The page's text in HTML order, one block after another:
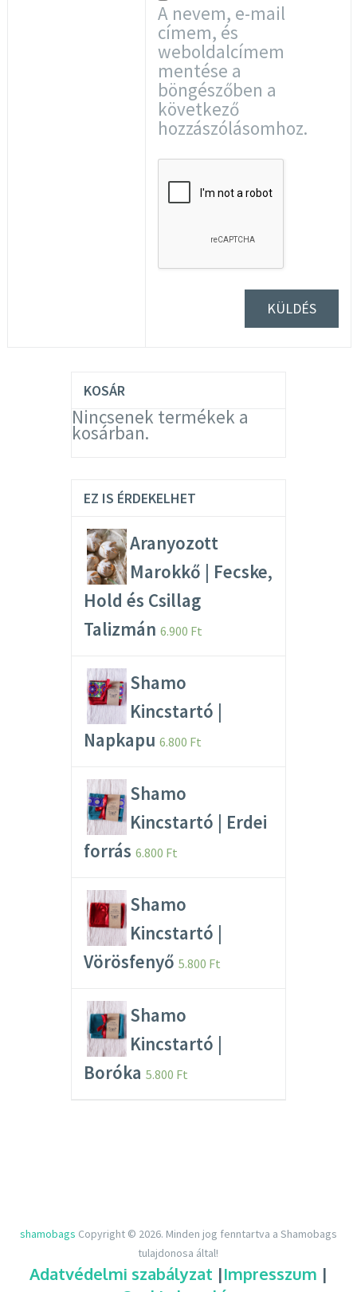
A nevem, e-mail
címem, és
weboldalcímem
mentése a
böngészőben a
következő
hozzászólásomhoz.
KOSÁR
Nincsenek termékek a
kosárban.
EZ IS ÉRDEKELHET
Aranyozott
Marokkő | Fecske,
Hold és Csillag
Talizmán 6.900 Ft
Shamo
Kincstartó |
Napkapu 6.800 Ft
Shamo
Kincstartó | Erdei
forrás 6.800 Ft
Shamo
Kincstartó |
Vörösfenyő 5.800 Ft
Shamo
Kincstartó |
Boróka 5.800 Ft
shamobags Copyright © 2026. Minden jog fenntartva a Shamobags
tulajdonosa által!
Adatvédelmi szabályzat |Impresszum |